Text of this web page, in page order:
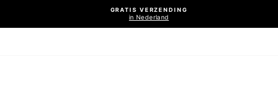
inhoud
GRATIS VERZENDING
in Nederland